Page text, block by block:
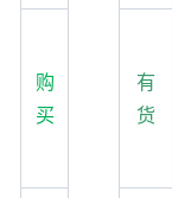
购
买
有
货